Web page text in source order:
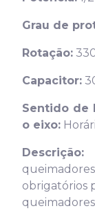
Grau de
Rotação:
Capacitor:
Sentido de
o eixo:
Descrição:
obrigatórios